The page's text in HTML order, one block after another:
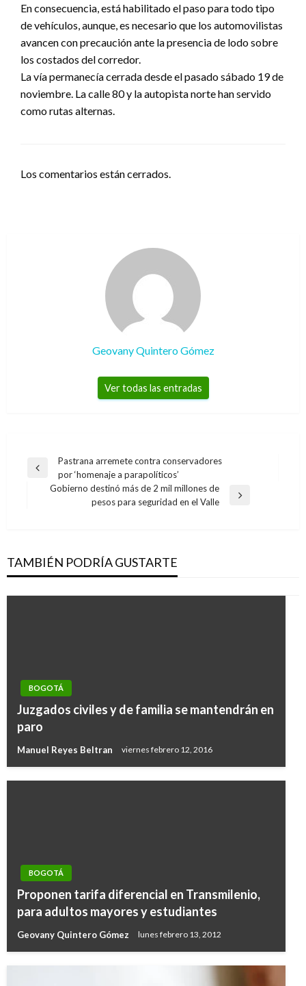
En consecuencia, está habilitado el paso para todo tipo
de vehículos, aunque, es necesario que los automovilistas
avancen con precaución ante la presencia de lodo sobre
los costados del corredor.
La vía permanecía cerrada desde el pasado sábado 19 de
noviembre. La calle 80 y la autopista norte han servido
como rutas alternas.
Los comentarios están cerrados.
Geovany Quintero Gómez
Ver todas las entradas
Navegación
Entrada
anterior
Pastrana arremete contra conservadores
por ‘homenaje a parapolíticos’
Gobierno destinó más de 2 mil millones de
pesos para seguridad en el Valle
TAMBIÉN PODRÍA GUSTARTE
BOGOTÁ
Juzgados civiles y de familia se mantendrán en
paro
Manuel Reyes Beltran viernes febrero 12, 2016
BOGOTÁ
Proponen tarifa diferencial en Transmilenio,
para adultos mayores y estudiantes
Geovany Quintero Gómez lunes febrero 13, 2012